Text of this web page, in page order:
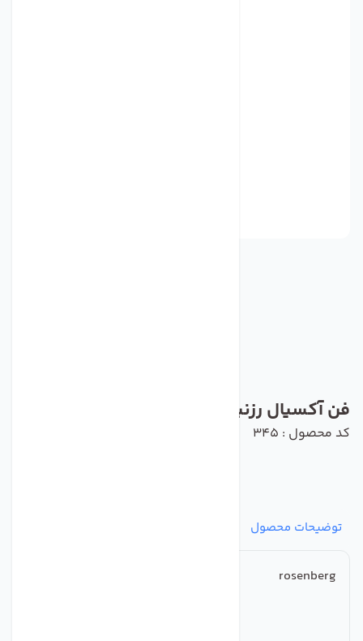
فن آکسیال رزنبرگ مدل AKSE 630-6 K.5HA
کد محصول : 345
توضیحات محصول
rosenberg